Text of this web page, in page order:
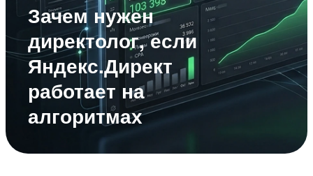
Зачем нужен
директолог, если
Яндекс.Директ
работает на
алгоритмах